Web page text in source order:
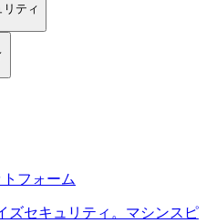
ティ
フォーム
ズセキュリティ。マシンスピ